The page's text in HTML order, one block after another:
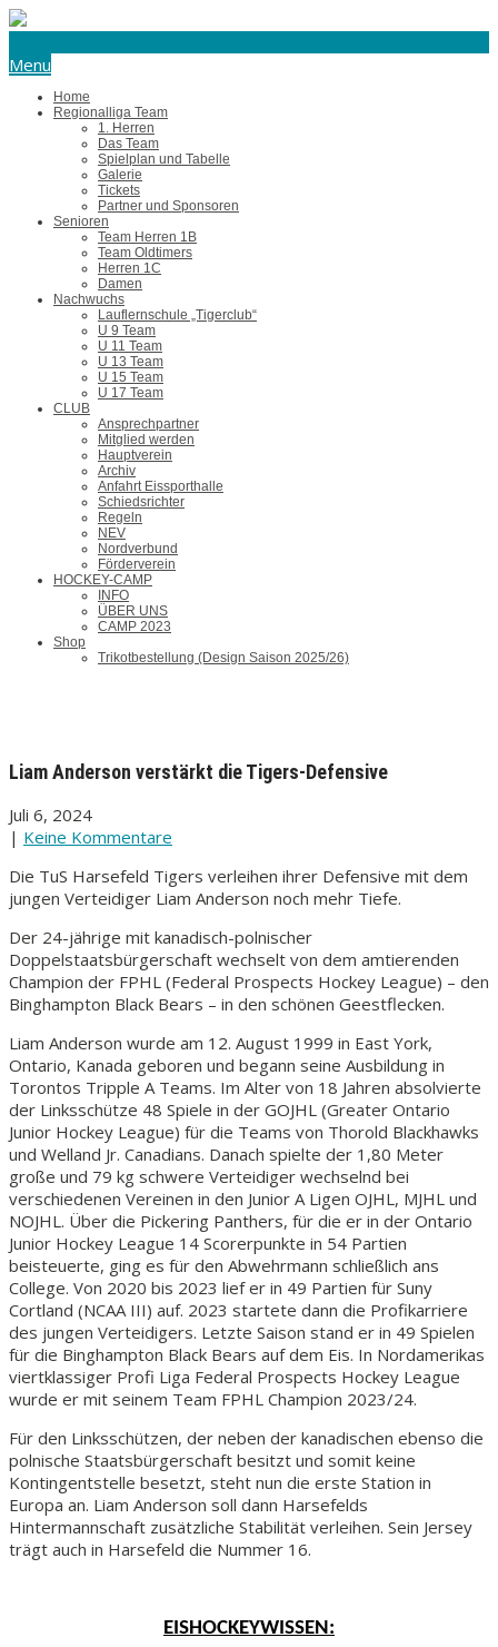
Menu
Home
Regionalliga Team
1. Herren
Das Team
Spielplan und Tabelle
Galerie
Tickets
Partner und Sponsoren
Senioren
Team Herren 1B
Team Oldtimers
Herren 1C
Damen
Nachwuchs
Lauflernschule „Tigerclub“
U 9 Team
U 11 Team
U 13 Team
U 15 Team
U 17 Team
CLUB
Ansprechpartner
Mitglied werden
Hauptverein
Archiv
Anfahrt Eissporthalle
Schiedsrichter
Regeln
NEV
Nordverbund
Förderverein
HOCKEY-CAMP
INFO
ÜBER UNS
CAMP 2023
Shop
Trikotbestellung (Design Saison 2025/26)
Liam Anderson verstärkt die Tigers-Defensive
Juli 6, 2024
| Keine Kommentare
Die TuS Harsefeld Tigers verleihen ihrer Defensive mit dem
jungen Verteidiger Liam Anderson noch mehr Tiefe.
Der 24-jährige mit kanadisch-polnischer
Doppelstaatsbürgerschaft wechselt von dem amtierenden
Champion der FPHL (Federal Prospects Hockey League) – den
Binghampton Black Bears – in den schönen Geestflecken.
Liam Anderson wurde am 12. August 1999 in East York,
Ontario, Kanada geboren und begann seine Ausbildung in
Torontos Tripple A Teams. Im Alter von 18 Jahren absolvierte
der Linksschütze 48 Spiele in der GOJHL (Greater Ontario
Junior Hockey League) für die Teams von Thorold Blackhawks
und Welland Jr. Canadians. Danach spielte der 1,80 Meter
große und 79 kg schwere Verteidiger wechselnd bei
verschiedenen Vereinen in den Junior A Ligen OJHL, MJHL und
NOJHL. Über die Pickering Panthers, für die er in der Ontario
Junior Hockey League 14 Scorerpunkte in 54 Partien
beisteuerte, ging es für den Abwehrmann schließlich ans
College. Von 2020 bis 2023 lief er in 49 Partien für Suny
Cortland (NCAA III) auf. 2023 startete dann die Profikarriere
des jungen Verteidigers. Letzte Saison stand er in 49 Spielen
für die Binghampton Black Bears auf dem Eis. In Nordamerikas
viertklassiger Profi Liga Federal Prospects Hockey League
wurde er mit seinem Team FPHL Champion 2023/24.
Für den Linksschützen, der neben der kanadischen ebenso die
polnische Staatsbürgerschaft besitzt und somit keine
Kontingentstelle besetzt, steht nun die erste Station in
Europa an. Liam Anderson soll dann Harsefelds
Hintermannschaft zusätzliche Stabilität verleihen. Sein Jersey
trägt auch in Harsefeld die Nummer 16.
EISHOCKEYWISSEN: